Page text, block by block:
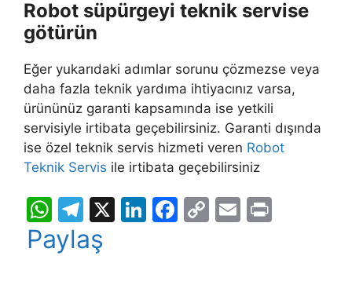
Robot süpürgeyi teknik servise
götürün
Eğer yukarıdaki adımlar sorunu çözmezse veya
daha fazla teknik yardıma ihtiyacınız varsa,
ürününüz garanti kapsamında ise yetkili
servisiyle irtibata geçebilirsiniz. Garanti dışında
ise özel teknik servis hizmeti veren Robot
Teknik Servis ile irtibata geçebilirsiniz
W
h
at
T
el
e
X
Li F
C
E
Paylaş